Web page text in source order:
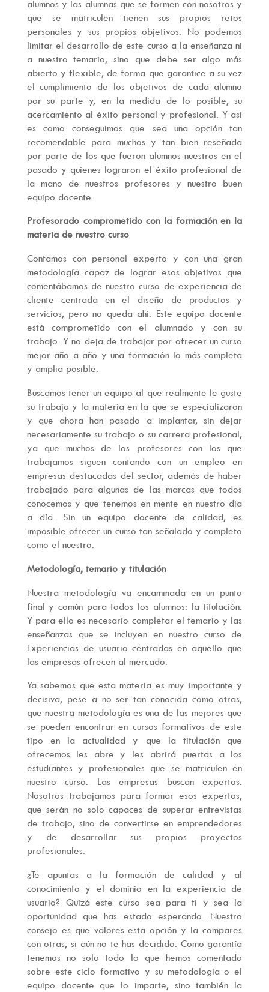
alumnos y las alumnas que se formen con nosotros y
que se matriculen tienen sus propios retos
personales y sus propios objetivos. No podemos
limitar el desarrollo de este curso a la enseñanza ni
a nuestro temario, sino que debe ser algo más
abierto y flexible, de forma que garantice a su vez
el cumplimiento de los objetivos de cada alumno
por su parte y, en la medida de lo posible, su
acercamiento al éxito personal y profesional. Y así
es como conseguimos que sea una opción tan
recomendable para muchos y tan bien reseñada
por parte de los que fueron alumnos nuestros en el
pasado y quienes lograron el éxito profesional de
la mano de nuestros profesores y nuestro buen
equipo docente.
Profesorado comprometido con la formación en la
materia de nuestro curso
Contamos con personal experto y con una gran
metodología capaz de lograr esos objetivos que
comentábamos de nuestro curso de experiencia de
cliente centrada en el diseño de productos y
servicios, pero no queda ahí. Este equipo docente
está comprometido con el alumnado y con su
trabajo. Y no deja de trabajar por ofrecer un curso
mejor año a año y una formación lo más completa
y amplia posible.
Buscamos tener un equipo al que realmente le guste
su trabajo y la materia en la que se especializaron
y que ahora han pasado a implantar, sin dejar
necesariamente su trabajo o su carrera profesional,
ya que muchos de los profesores con los que
trabajamos siguen contando con un empleo en
empresas destacadas del sector, además de haber
trabajado para algunas de las marcas que todos
conocemos y que tenemos en mente en nuestro día
a día. Sin un equipo docente de calidad, es
imposible ofrecer un curso tan señalado y completo
como el nuestro.
Metodología, temario y titulación
Nuestra metodología va encaminada en un punto
final y común para todos los alumnos: la titulación.
Y para ello es necesario completar el temario y las
enseñanzas que se incluyen en nuestro curso de
Experiencias de usuario centradas en aquello que
las empresas ofrecen al mercado.
Ya sabemos que esta materia es muy importante y
decisiva, pese a no ser tan conocida como otras,
que nuestra metodología es una de las mejores que
se pueden encontrar en cursos formativos de este
tipo en la actualidad y que la titulación que
ofrecemos les abre y les abrirá puertas a los
estudiantes y profesionales que se matriculen en
nuestro curso. Las empresas buscan expertos.
Nosotros trabajamos para formar esos expertos,
que serán no solo capaces de superar entrevistas
de trabajo, sino de convertirse en emprendedores
y de desarrollar sus propios proyectos
profesionales.
¿Te apuntas a la formación de calidad y al
conocimiento y el dominio en la experiencia de
usuario? Quizá este curso sea para ti y sea la
oportunidad que has estado esperando. Nuestro
consejo es que valores esta opción y la compares
con otras, si aún no te has decidido. Como garantía
tenemos no solo todo lo que hemos comentado
sobre este ciclo formativo y su metodología o el
equipo docente que lo imparte, sino también la